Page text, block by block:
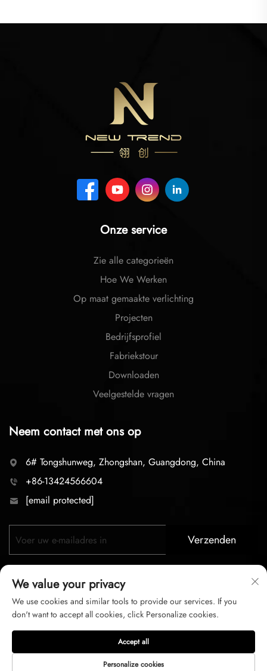
Onze service
Zie alle categorieën
Hoe We Werken
Op maat gemaakte verlichting
Projecten
Bedrijfsprofiel
Fabriekstour
Downloaden
Veelgestelde vragen
Neem contact met ons op
6# Tongshunweg, Zhongshan, Guangdong, China
+86-13424566604
[email protected]
Verzenden
Copyright © 2026 zhongshan LC lighting Co.,LTD. Alle
rechten voorbehouden
Privacybeleid Gebruiksvoorwaarden
We value your privacy
We use cookies and similar tools to provide our services. If you
don't want to accept all cookies, click Personalize cookies.
Personalize cookies
Accept all